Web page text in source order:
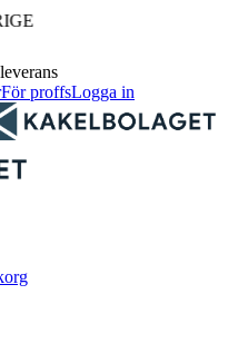
För proffsLogga in